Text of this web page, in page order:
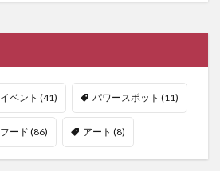
イベント (41) パワースポット (11)
フード (86) アート (8)